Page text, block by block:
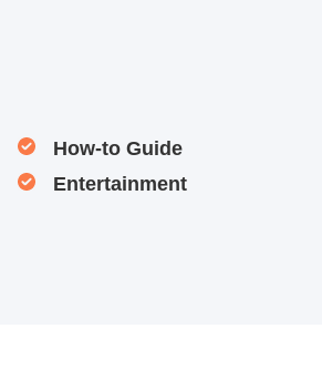
How-to Guide
Entertainment